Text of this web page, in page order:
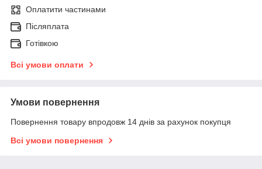
Оплатити частинами
Післяплата
Готівкою
Всі умови оплати
Умови повернення
Повернення товару впродовж 14 днів за рахунок покупця
Всі умови повернення